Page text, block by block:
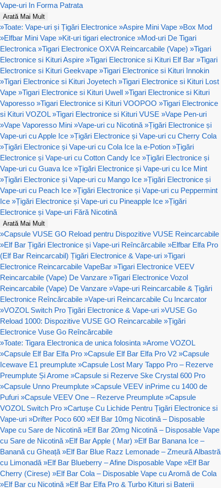
Vape-uri In Forma Patrata
Arată Mai Mult
»Toate: Vape-uri și Țigări Electronice »Aspire Mini Vape »Box Mod
»Elfbar Mini Vape »Kit-uri tigari electronice »Mod-uri De Tigari
Electronica »Tigari Electronice OXVA Reincarcabile (Vape) »Tigari
Electronice si Kituri Aspire »Tigari Electronice si Kituri Elf Bar »Tigari
Electronice si Kituri Geekvape »Tigari Electronice si Kituri Innokin
»Tigari Electronice si Kituri Joyetech »Tigari Electronice si Kituri Lost
Vape »Tigari Electronice si Kituri Uwell »Tigari Electronice si Kituri
Vaporesso »Tigari Electronice si Kituri VOOPOO »Tigari Electronice
si Kituri VOZOL »Tigari Electronice si Kituri VUSE »Vape Pen-uri
»Vape Vaporesso Mini »Vape-uri cu Nicotină »Țigări Electronice și
Vape-uri cu Apple Ice »Țigări Electronice și Vape-uri cu Cherry Cola
»Țigări Electronice și Vape-uri cu Cola Ice la e-Potion »Țigări
Electronice și Vape-uri cu Cotton Candy Ice »Țigări Electronice și
Vape-uri cu Guava Ice »Țigări Electronice și Vape-uri cu Ice Mint
»Țigări Electronice și Vape-uri cu Mango Ice »Țigări Electronice și
Vape-uri cu Peach Ice »Țigări Electronice și Vape-uri cu Peppermint
Ice »Țigări Electronice și Vape-uri cu Pineapple Ice »Țigări
Electronice și Vape-uri Fără Nicotină
Arată Mai Mult
»Capsule VUSE GO Reload pentru Dispozitive VUSE Reincarcabile
»Elf Bar Țigări Electronice și Vape-uri Reîncărcabile »Elfbar Elfa Pro
(Elf Bar Reincarcabil) Țigări Electronice & Vape-uri »Tigari
Electronice Reincarcabile VapeBar »Tigari Electronice VEEV
Reincarcabile (Vape) De Vanzare »Tigari Electronice Vozol
Reincarcabile (Vape) De Vanzare »Vape-uri Reincarcabile & Țigări
Electronice Reîncărcabile »Vape-uri Reincarcabile Cu Incarcator
»VOZOL Switch Pro Țigări Electronice & Vape-uri »VUSE Go
Reload 1000: Dispozitive VUSE GO Reincarcabile »Țigări
Electronice Vuse Go Reîncărcabile
»Toate: Tigara Electronica de unica folosinta »Arome VOZOL
»Capsule Elf Bar Elfa Pro »Capsule Elf Bar Elfa Pro V2 »Capsule
Icewave E1 preumplute »Capsule Lost Mary Tappo Pro – Rezerve
Preumplute Și Arome »Capsule si Rezerve Ske Crystal 600 Pro
»Capsule Unno Preumplute »Capsule VEEV inPrime cu 1400 de
Pufuri »Capsule VEEV One – Rezerve Preumplute »Capsule
VOZOL Switch Pro »Cartușe Cu Lichide Pentru Țigări Electronice si
Vape-uri »Drifter Poco 600 »Elf Bar 10mg Nicotină – Disposable
Vape cu Sare de Nicotină »Elf Bar 20mg Nicotină – Disposable Vape
cu Sare de Nicotină »Elf Bar Apple ( Mar) »Elf Bar Banana Ice –
Banană cu Gheață »Elf Bar Blue Razz Lemonade – Zmeură Albastră
cu Limonadă »Elf Bar Blueberry – Afine Disposable Vape »Elf Bar
Cherry (Cirese) »Elf Bar Cola – Disposable Vape cu Aromă de Cola
»Elf Bar cu Nicotină »Elf Bar Elfa Pro & Turbo Kituri si Baterii